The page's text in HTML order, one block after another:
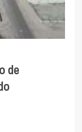
de
de
2 millones de
en
Ebitda de US$
mejora sus